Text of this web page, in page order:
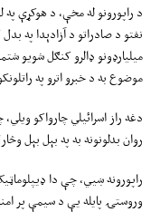
د راپورونو له مخې، د هوکړې
نفتو د صادراتو د آزادېدا په
میلیارډونو ډالرو کنګل شویو
موضوع به د خبرو اترو په
دغه راز اسرائیلي چارواکو
روان بدلونونه به په بېل بېل
راپورونه ښيي، چې دا
وروستۍ پایله یې د سیمې پر